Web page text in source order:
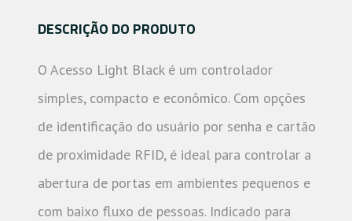
DESCRIÇÃO DO PRODUTO
O Acesso Light Black é um controlador
simples, compacto e econômico. Com opções
de identificação do usuário por senha e cartão
de proximidade RFID, é ideal para controlar a
abertura de portas em ambientes pequenos e
com baixo fluxo de pessoas. Indicado para